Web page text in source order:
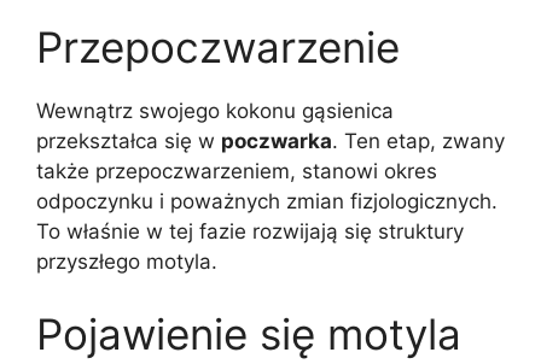
Przepoczwarzenie
Wewnątrz swojego kokonu gąsienica
przekształca się w poczwarka. Ten etap, zwany
także przepoczwarzeniem, stanowi okres
odpoczynku i poważnych zmian fizjologicznych.
To właśnie w tej fazie rozwijają się struktury
przyszłego motyla.
Pojawienie się motyla